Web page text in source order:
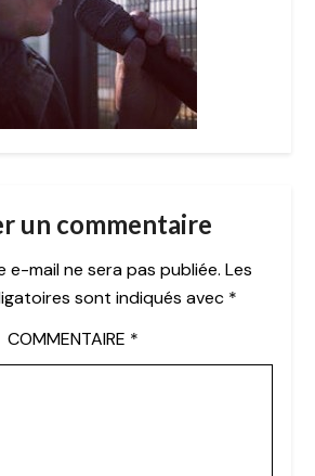
un commentaire
e-mail ne sera pas publiée. Les
sont indiqués avec *
COMMENTAIRE *